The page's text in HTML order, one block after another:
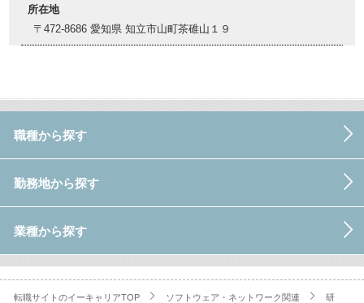
所在地
〒472-8686 愛知県 知立市山町茶碓山１９
職種から探す
勤務地から探す
業種から探す
転職サイトのイーキャリアTOP ソフトウェア・ネットワーク関連
研